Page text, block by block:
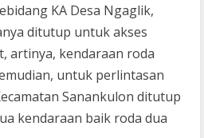
KA Desa Ngaglik,
ditutup untuk akses
artinya, kendaraan roda
untuk perlintasan
Sanankulon ditutup
kendaraan baik roda dua